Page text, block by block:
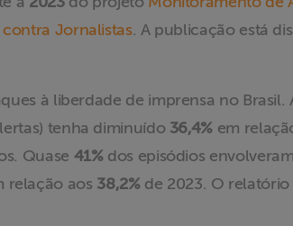
Jornalistas. A publicação está
à liberdade de imprensa no
tenha diminuído 36,4% em
Quase 41%dos episódios
relação aos 38,2%de 2023. O relatório